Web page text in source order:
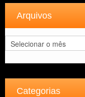
Arquivos
Arquivos
Categorias